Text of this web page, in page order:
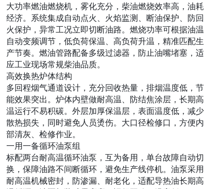
大功率燃油燃烧机，雾化充分，柴油燃烧效率高，油耗
经济。系统集成自动点火、火焰监测、断油保护、防回
火保护，异常工况立即切断油路。燃烧功率可根据油温
自动变频调节，低负荷保温、高负荷升温，精准匹配生
产节奏。燃油管路配备多级过滤器，防止油嘴堵塞，适
应工业现场常规柴油品质。
高效换热炉体结构
多回程烟气通道设计，充分回收热量，排烟温度低，节
能效果突出。炉体内壁做耐高温、防结焦涂层，长期高
温运行不易积碳。外层加厚保温层，表面温度低，减少
散热损失，同时避免人员烫伤。大口径检修口，方便内
部清灰、检修作业。
一用一备循环油泵组
标配两台耐高温循环油泵，互为备用，单台故障自动切
换，保障油路不间断循环，避免生产线停机。油泵采用
耐高温机械密封，防渗漏、耐老化，适配导热油长期高